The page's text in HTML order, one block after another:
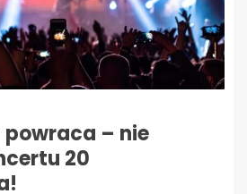
powraca – nie
20